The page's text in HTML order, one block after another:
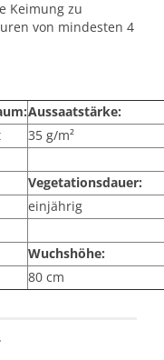
Keimung zu
von mindesten 4
Aussaatstärke:
35 g/m²
Vegetationsdauer:
einjährig
Wuchshöhe:
80 cm